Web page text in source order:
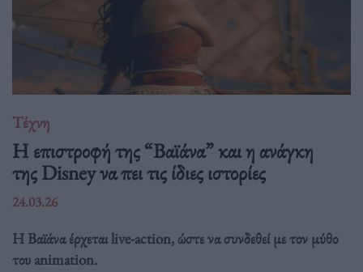
Τέχνη
Η επιστροφή της “Βαϊάνα” και η ανάγκη
της Disney να πει τις ίδιες ιστορίες
24.03.26
Η Βαϊάνα έρχεται live-action, ώστε να συνδεθεί με τον μύθο
του animation.